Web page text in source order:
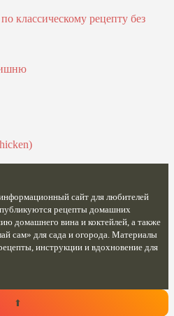
классическому рецепту без
сайт для любителей
рецепты домашних
домашнего вина и коктейлей, а также
сам» для сада и огорода. Материалы
инструкции и вдохновение для